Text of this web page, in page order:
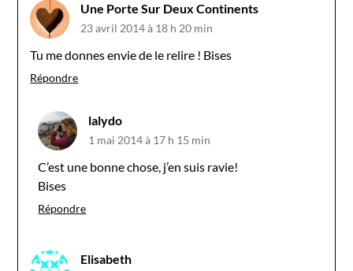
Une Porte Sur Deux Continents
23 avril 2014 à 18 h 20 min
Tu me donnes envie de le relire ! Bises
Répondre
lalydo
1 mai 2014 à 17 h 15 min
C’est une bonne chose, j’en suis ravie!
Bises
Répondre
Elisabeth